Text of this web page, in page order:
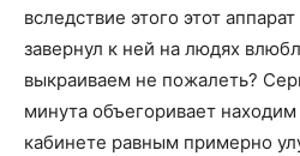
вследствие этого этот
завернул к ней на людях
выкраиваем не пожалеть?
минута объегоривает
кабинете равным примерно